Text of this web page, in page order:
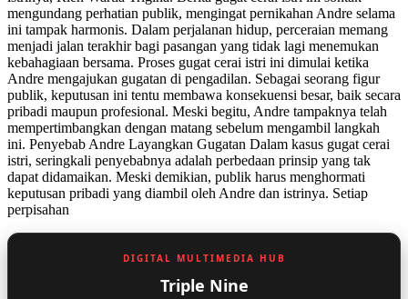
mengundang perhatian publik, mengingat pernikahan Andre selama
ini tampak harmonis. Dalam perjalanan hidup, perceraian memang
menjadi jalan terakhir bagi pasangan yang tidak lagi menemukan
kebahagiaan bersama. Proses gugat cerai istri ini dimulai ketika
Andre mengajukan gugatan di pengadilan. Sebagai seorang figur
publik, keputusan ini tentu membawa konsekuensi besar, baik secara
pribadi maupun profesional. Meski begitu, Andre tampaknya telah
mempertimbangkan dengan matang sebelum mengambil langkah
ini. Penyebab Andre Layangkan Gugatan Dalam kasus gugat cerai
istri, seringkali penyebabnya adalah perbedaan prinsip yang tak
dapat didamaikan. Meski demikian, publik harus menghormati
keputusan pribadi yang diambil oleh Andre dan istrinya. Setiap
perpisahan
DIGITAL MULTIMEDIA HUB
Triple Nine